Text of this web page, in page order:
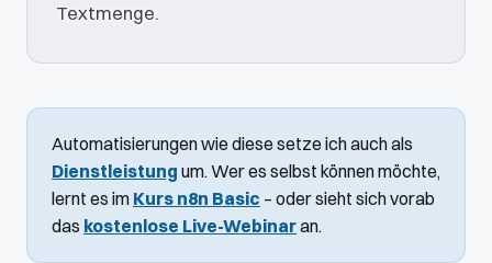
Textmenge.
Automatisierungen wie diese setze ich auch als
Dienstleistung um. Wer es selbst können möchte,
lernt es im Kurs n8n Basic – oder sieht sich vorab
das kostenlose Live-Webinaran.